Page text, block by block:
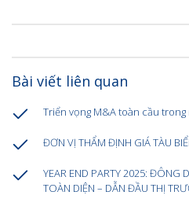
Bài viết liên quan
Triển vọng M&A toàn cầu trong
ĐƠN VỊ THẨM ĐỊNH GIÁ TÀU
YEAR END PARTY 2025: ĐÔNG
TOÀN DIỆN – DẪN ĐẦU THỊ